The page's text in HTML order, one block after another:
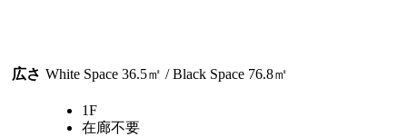
広さ White Space 36.5㎡ / Black Space 76.8㎡
1F
在廊不要